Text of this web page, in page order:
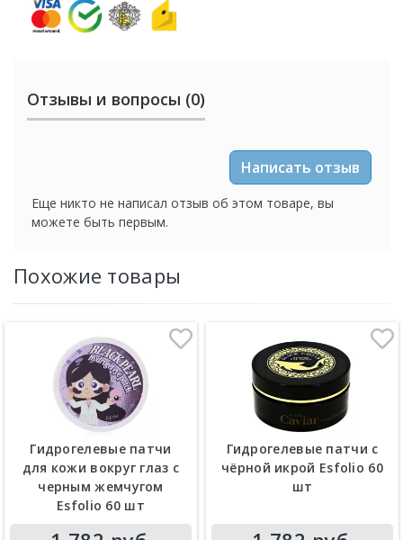
Отзывы и вопросы (0)
Написать отзыв
Еще никто не написал отзыв об этом товаре, вы
можете быть первым.
Похожие товары
Гидрогелевые патчи
для кожи вокруг глаз с
черным жемчугом
Esfolio 60 шт
Гидрогелевые патчи с
чёрной икрой Esfolio 60
шт